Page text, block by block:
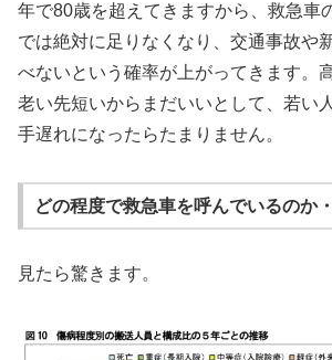
年で80歳を超えてきますから、救急車
では絶対に足りなくなり、交通事故や
べないという確率が上がってきます。
老い先短いからまだいいとして、若い
手遅れになったらたまりません。
どの程度で救急車を呼んでいるのか
見たら驚きます。